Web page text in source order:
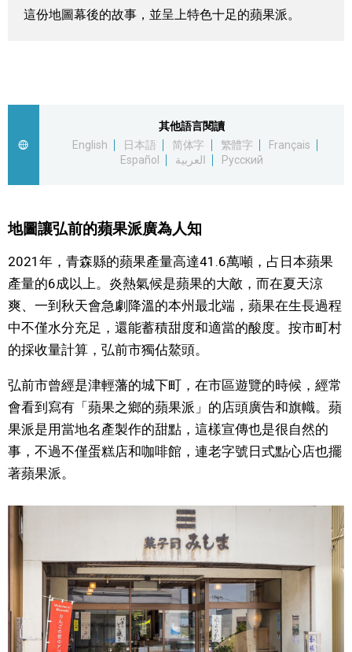
財經
文化
科學技術
生活
運動
娛樂
工作勞動
醫療健康
這份地圖幕後的故事，並呈上特色十足的蘋果派。
其他語言閱讀
English
日本語 简体字 繁體字
Français
Español
العربية Русский
地圖讓弘前的蘋果派廣為人知
2021年，青森縣的蘋果產量高達41.6萬噸，占日本蘋果
產量的6成以上。炎熱氣候是蘋果的大敵，而在夏天涼
爽、一到秋天會急劇降溫的本州最北端，蘋果在生長過程
中不僅水分充足，還能蓄積甜度和適當的酸度。按市町村
的採收量計算，弘前市獨佔鰲頭。
弘前市曾經是津輕藩的城下町，在市區遊覽的時候，經常
會看到寫有「蘋果之鄉的蘋果派」的店頭廣告和旗幟。蘋
果派是用當地名產製作的甜點，這樣宣傳也是很自然的
事，不過不僅蛋糕店和咖啡館，連老字號日式點心店也擺
著蘋果派。